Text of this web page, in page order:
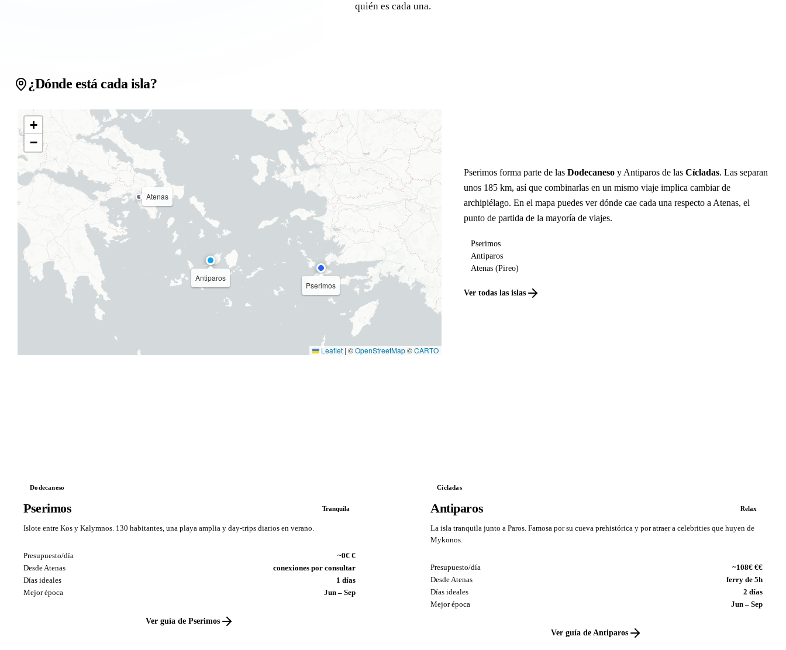
quién es cada una.
¿Dónde está cada isla?
Pserimos
Antiparos
Atenas
+
−
Leaflet | ©OpenStreetMap©CARTO
Pserimos forma parte de lasDodecaneso y Antiparos de lasCícladas. Las separan
unos 185 km, así que combinarlas en un mismo viaje implica cambiar de
archipiélago. En el mapa puedes ver dónde cae cada una respecto a Atenas, el
punto de partida de la mayoría de viajes.
Pserimos
Antiparos
Atenas (Pireo)
Ver todas las islas
Dodecaneso
Pserimos Tranquila
Islote entre Kos y Kalymnos. 130 habitantes, una playa amplia y day-trips diarios en verano.
Presupuesto/día
~0€ €
Desde Atenas
conexiones por consultar
Días ideales
1 días
Mejor época
Jun – Sep
Ver guía de Pserimos
Cícladas
Antiparos Relax
La isla tranquila junto a Paros. Famosa por su cueva prehistórica y por atraer a celebrities que huyen de
Mykonos.
Presupuesto/día
~108€ €€
Desde Atenas
ferry de 5h
Días ideales
2 días
Mejor época
Jun – Sep
Ver guía de Antiparos